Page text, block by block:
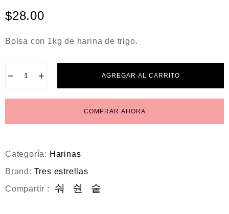
o
r
d
o
5
$28.00
Bolsa con 1kg de harina de trigo.
− + AGREGAR AL CARRITO
COMPRAR AHORA
Categoría: Harinas
Brand: Tres estrellas
Compartir :